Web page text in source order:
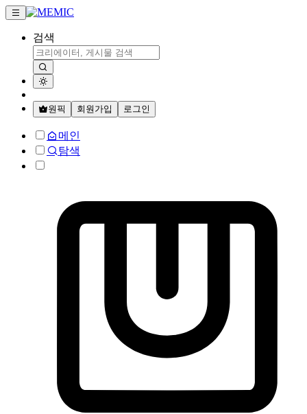
검색
원픽 회원가입 로그인
메인
탐색